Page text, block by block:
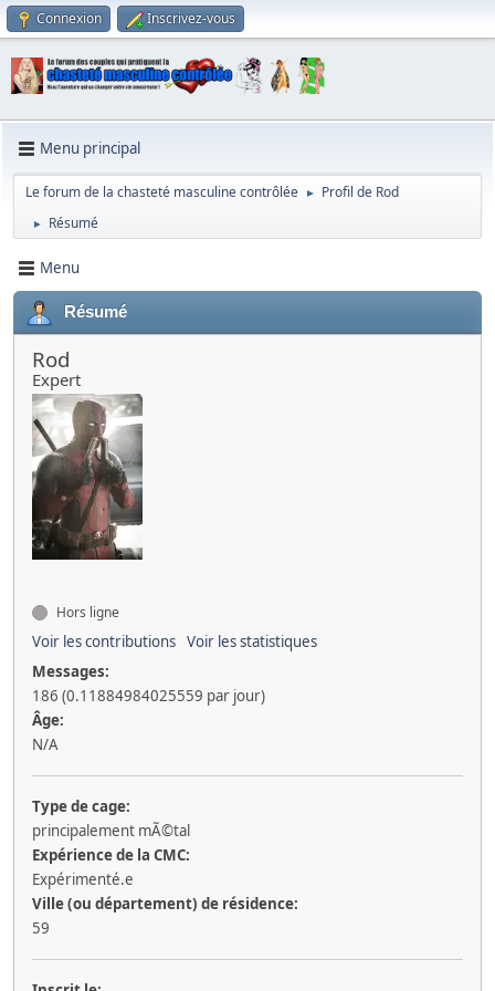
Connexion Inscrivez-vous
Menu principal
Le forum de la chasteté masculine contrôlée ► Profil de Rod
► Résumé
Menu
Résumé
Rod
Expert
Hors ligne
Voir les contributions Voir les statistiques
Messages:
186 (0.11884984025559 par jour)
Âge:
N/A
Type de cage:
principalement mÃ©tal
Expérience de la CMC:
Expérimenté.e
Ville (ou département) de résidence:
59